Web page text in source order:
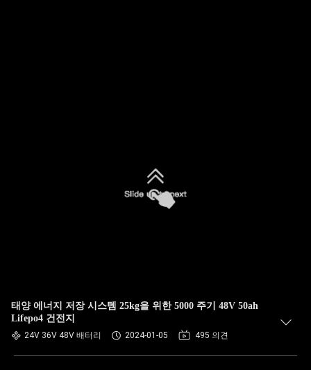
태양 에너지 저장 시스템 25kg을 위한 5000 주기 48V 50ah
Lifepo4 건전지
24V 36V 48V 배터리 2024-01-05 495 의견